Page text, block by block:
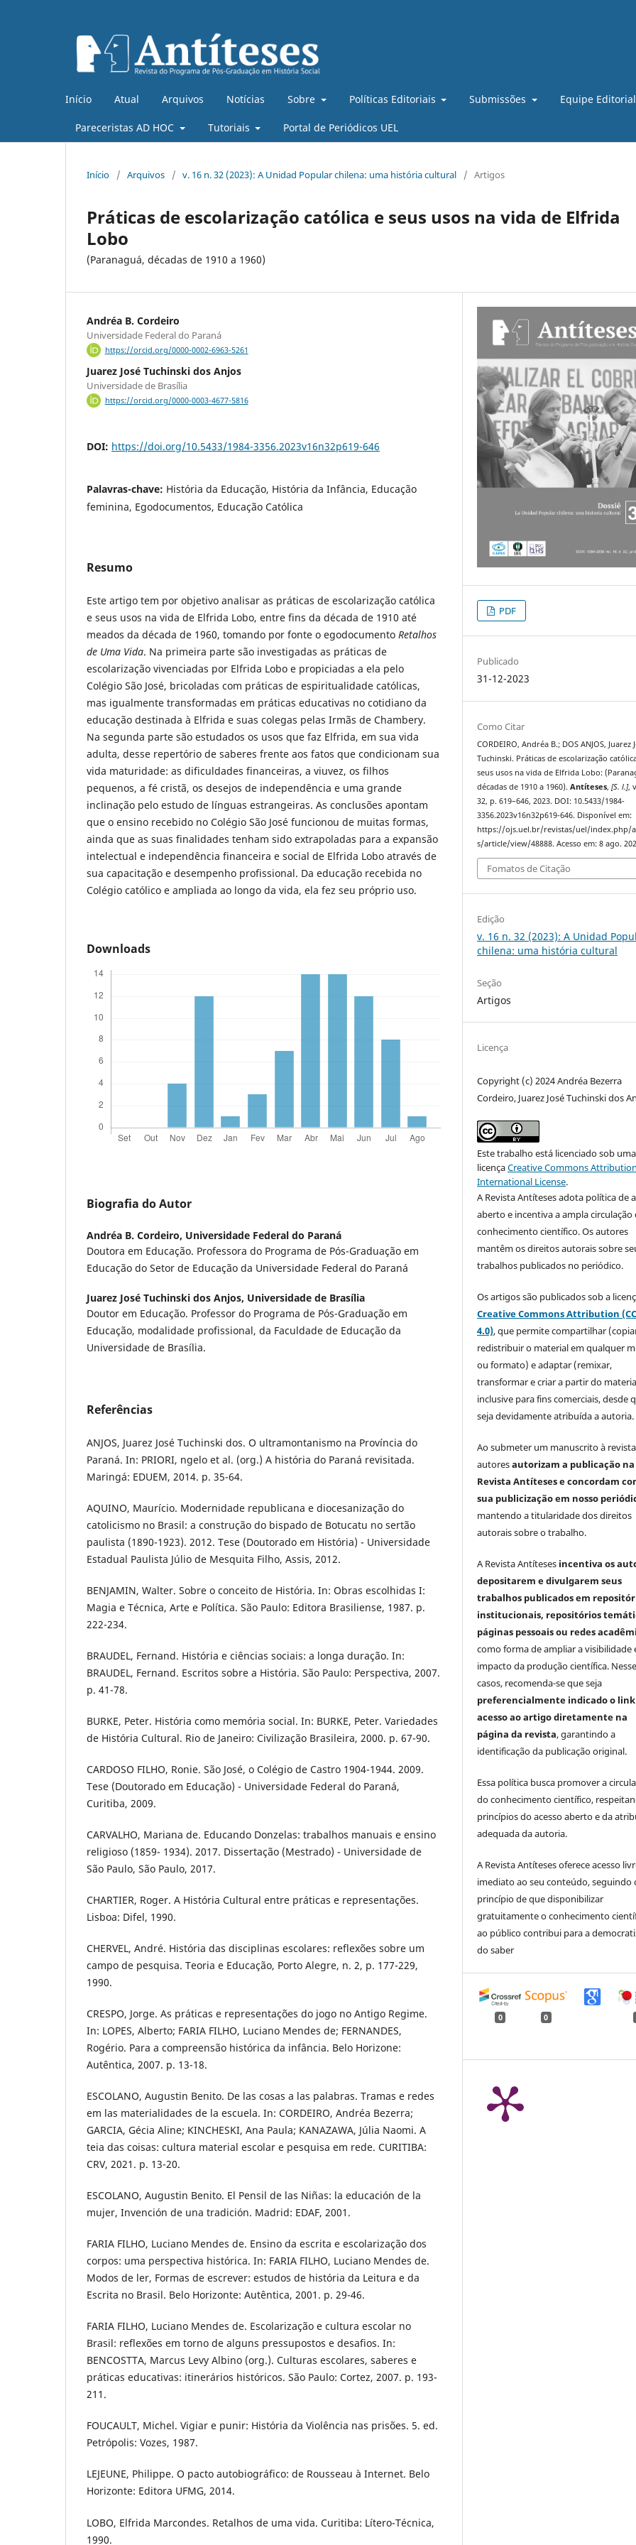
Início Atual Arquivos Notícias Sobre Políticas Editoriais Submissões Equipe Editorial
Pareceristas AD HOC Tutoriais Portal de Periódicos UEL
Início / Arquivos / v. 16 n. 32 (2023): A Unidad Popular chilena: uma história cultural / Artigos
Práticas de escolarização católica e seus usos na vida de Elfrida
Lobo
(Paranaguá, décadas de 1910 a 1960)
Andréa B. Cordeiro
Universidade Federal do Paraná
https://orcid.org/0000-0002-6963-5261
Juarez José Tuchinski dos Anjos
Universidade de Brasília
https://orcid.org/0000-0003-4677-5816
DOI: https://doi.org/10.5433/1984-3356.2023v16n32p619-646
Palavras-chave: História da Educação, História da Infância, Educação
feminina, Egodocumentos, Educação Católica
Resumo
Este artigo tem por objetivo analisar as práticas de escolarização católica
e seus usos na vida de Elfrida Lobo, entre fins da década de 1910 até
meados da década de 1960, tomando por fonte o egodocumento Retalhos
de Uma Vida. Na primeira parte são investigadas as práticas de
escolarização vivenciadas por Elfrida Lobo e propiciadas a ela pelo
Colégio São José, bricoladas com práticas de espiritualidade católicas,
mas igualmente transformadas em práticas educativas no cotidiano da
educação destinada à Elfrida e suas colegas pelas Irmãs de Chambery.
Na segunda parte são estudados os usos que faz Elfrida, em sua vida
adulta, desse repertório de saberes frente aos fatos que condicionam sua
vida maturidade: as dificuldades financeiras, a viuvez, os filhos
pequenos, a fé cristã, os desejos de independência e uma grande
inclinação pelo estudo de línguas estrangeiras. As conclusões apontam
que o ensino recebido no Colégio São José funcionou de muitas formas,
ainda que as suas finalidades tenham sido extrapoladas para a expansão
intelectual e independência financeira e social de Elfrida Lobo através de
sua capacitação e desempenho profissional. Da educação recebida no
Colégio católico e ampliada ao longo da vida, ela fez seu próprio uso.
Downloads
Biografia do Autor
Andréa B. Cordeiro, Universidade Federal do Paraná
Doutora em Educação. Professora do Programa de Pós-Graduação em
Educação do Setor de Educação da Universidade Federal do Paraná
Juarez José Tuchinski dos Anjos, Universidade de Brasília
Doutor em Educação. Professor do Programa de Pós-Graduação em
Educação, modalidade profissional, da Faculdade de Educação da
Universidade de Brasília.
Referências
ANJOS, Juarez José Tuchinski dos. O ultramontanismo na Província do
Paraná. In: PRIORI, ngelo et al. (org.) A história do Paraná revisitada.
Maringá: EDUEM, 2014. p. 35-64.
AQUINO, Maurício. Modernidade republicana e diocesanização do
catolicismo no Brasil: a construção do bispado de Botucatu no sertão
paulista (1890-1923). 2012. Tese (Doutorado em História) - Universidade
Estadual Paulista Júlio de Mesquita Filho, Assis, 2012.
BENJAMIN, Walter. Sobre o conceito de História. In: Obras escolhidas I:
Magia e Técnica, Arte e Política. São Paulo: Editora Brasiliense, 1987. p.
222-234.
BRAUDEL, Fernand. História e ciências sociais: a longa duração. In:
BRAUDEL, Fernand. Escritos sobre a História. São Paulo: Perspectiva, 2007.
p. 41-78.
BURKE, Peter. História como memória social. In: BURKE, Peter. Variedades
de História Cultural. Rio de Janeiro: Civilização Brasileira, 2000. p. 67-90.
CARDOSO FILHO, Ronie. São José, o Colégio de Castro 1904-1944. 2009.
Tese (Doutorado em Educação) - Universidade Federal do Paraná,
Curitiba, 2009.
CARVALHO, Mariana de. Educando Donzelas: trabalhos manuais e ensino
religioso (1859- 1934). 2017. Dissertação (Mestrado) - Universidade de
São Paulo, São Paulo, 2017.
CHARTIER, Roger. A História Cultural entre práticas e representações.
Lisboa: Difel, 1990.
CHERVEL, André. História das disciplinas escolares: reflexões sobre um
campo de pesquisa. Teoria e Educação, Porto Alegre, n. 2, p. 177-229,
1990.
CRESPO, Jorge. As práticas e representações do jogo no Antigo Regime.
In: LOPES, Alberto; FARIA FILHO, Luciano Mendes de; FERNANDES,
Rogério. Para a compreensão histórica da infância. Belo Horizone:
Autêntica, 2007. p. 13-18.
ESCOLANO, Augustin Benito. De las cosas a las palabras. Tramas e redes
em las materialidades de la escuela. In: CORDEIRO, Andréa Bezerra;
GARCIA, Gécia Aline; KINCHESKI, Ana Paula; KANAZAWA, Júlia Naomi. A
teia das coisas: cultura material escolar e pesquisa em rede. CURITIBA:
CRV, 2021. p. 13-20.
ESCOLANO, Augustin Benito. El Pensil de las Niñas: la educación de la
mujer, Invención de una tradición. Madrid: EDAF, 2001.
FARIA FILHO, Luciano Mendes de. Ensino da escrita e escolarização dos
corpos: uma perspectiva histórica. In: FARIA FILHO, Luciano Mendes de.
Modos de ler, Formas de escrever: estudos de história da Leitura e da
Escrita no Brasil. Belo Horizonte: Autêntica, 2001. p. 29-46.
FARIA FILHO, Luciano Mendes de. Escolarização e cultura escolar no
Brasil: reflexões em torno de alguns pressupostos e desafios. In:
BENCOSTTA, Marcus Levy Albino (org.). Culturas escolares, saberes e
práticas educativas: itinerários históricos. São Paulo: Cortez, 2007. p. 193-
211.
FOUCAULT, Michel. Vigiar e punir: História da Violência nas prisões. 5. ed.
Petrópolis: Vozes, 1987.
LEJEUNE, Philippe. O pacto autobiográfico: de Rousseau à Internet. Belo
Horizonte: Editora UFMG, 2014.
LOBO, Elfrida Marcondes. Retalhos de uma vida. Curitiba: Lítero-Técnica,
1990.
PDF
Publicado
31-12-2023
Como Citar
CORDEIRO, Andréa B.; DOS ANJOS, Juarez
Tuchinski. Práticas de escolarização
seus usos na vida de Elfrida Lobo:
décadas de 1910 a 1960).Antíteses,[S. l.],
32, p. 619–646, 2023. DOI: 10.5433/1984-
3356.2023v16n32p619-646. Disponível em:
https://ojs.uel.br/revistas/uel/index.php/
s/article/view/48888. Acesso em: 8 ago.
Fomatos de Citação
Edição
v. 16 n. 32 (2023): A Unidad
chilena: uma história cultural
Seção
Artigos
Licença
Copyright (c) 2024 Andréa Bezerra
Cordeiro, Juarez José Tuchinski dos
Este trabalho está licenciado sob uma
licençaCreative Commons
International License.
A Revista Antíteses adota política de
aberto e incentiva a ampla circulação
conhecimento científico. Os autores
mantêm os direitos autorais sobre
trabalhos publicados no periódico.
Os artigos são publicados sob a
Creative Commons Attribution
4.0), que permite compartilhar
redistribuir o material em qualquer
ou formato) e adaptar (remixar,
transformar e criar a partir do
inclusive para fins comerciais, desde
seja devidamente atribuída a autoria.
Ao submeter um manuscrito à
autoresautorizam a publicação na
Revista Antíteses e concordam
sua publicização em nosso
mantendo a titularidade dos direitos
autorais sobre o trabalho.
A Revista Antíteses incentiva os
depositarem e divulgarem seus
trabalhos publicados em
institucionais, repositórios
páginas pessoais ou redes
como forma de ampliar a visibilidade
impacto da produção científica.
casos, recomenda-se que seja
preferencialmente indicado o
acesso ao artigo diretamente na
página da revista, garantindo a
identificação da publicação original.
Essa política busca promover a
do conhecimento científico,
princípios do acesso aberto e da
adequada da autoria.
A Revista Antíteses oferece acesso
imediato ao seu conteúdo, seguindo
princípio de que disponibilizar
gratuitamente o conhecimento
ao público contribui para a
do saber
0 0